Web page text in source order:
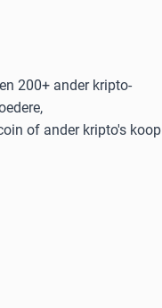
200+ ander kripto-
of ander kripto's koop